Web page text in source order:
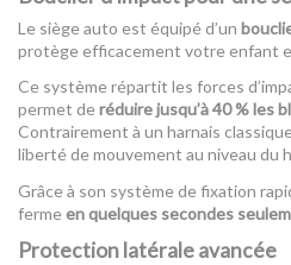
Le siège auto est équipé d’un
protège efficacement votre enfant
Ce système répartit les forces
permet deréduire jusqu’à 40 % les
Contrairement à un harnais
liberté de mouvement au niveau du
Grâce à son système de fixation
fermeen quelques secondes
Protection latérale avancée